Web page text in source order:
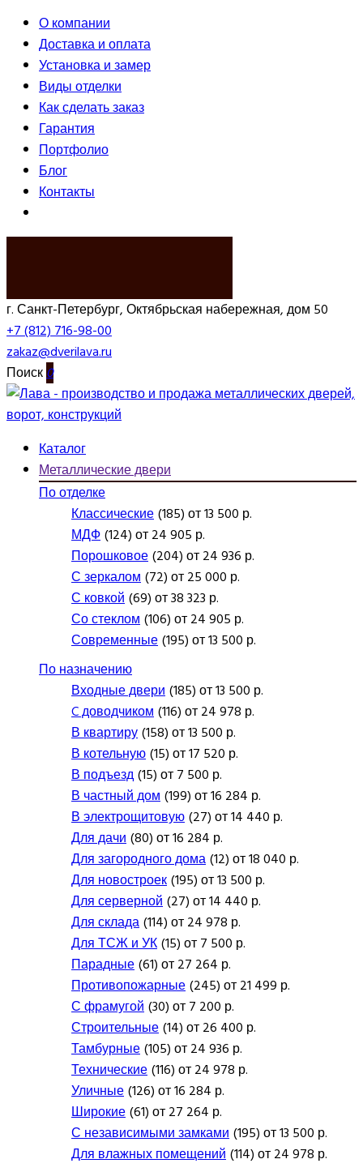
О компании
Доставка и оплата
Установка и замер
Виды отделки
Как сделать заказ
Гарантия
Портфолио
Блог
Контакты
г. Санкт-Петербург, Октябрьская набережная, дом 50
+7 (812) 716-98-00
zakaz@dverilava.ru
Поиск0
Каталог
Металлические двери
По отделке
Классические(185) от 13 500 р.
МДФ(124) от 24 905 р.
Порошковое(204) от 24 936 р.
С зеркалом(72) от 25 000 р.
С ковкой(69) от 38 323 р.
Со стеклом(106) от 24 905 р.
Современные(195) от 13 500 р.
По назначению
Входные двери(185) от 13 500 р.
C доводчиком(116) от 24 978 р.
В квартиру(158) от 13 500 р.
В котельную(15) от 17 520 р.
В подъезд(15) от 7 500 р.
В частный дом(199) от 16 284 р.
В электрощитовую(27) от 14 440 р.
Для дачи(80) от 16 284 р.
Для загородного дома(12) от 18 040 р.
Для новостроек(195) от 13 500 р.
Для серверной(27) от 14 440 р.
Для склада(114) от 24 978 р.
Для ТСЖ и УК(15) от 7 500 р.
Парадные(61) от 27 264 р.
Противопожарные(245) от 21 499 р.
С фрамугой(30) от 7 200 р.
Строительные(14) от 26 400 р.
Тамбурные(105) от 24 936 р.
Технические(116) от 24 978 р.
Уличные(126) от 16 284 р.
Широкие(61) от 27 264 р.
С независимыми замками(195) от 13 500 р.
Для влажных помещений(114) от 24 978 р.